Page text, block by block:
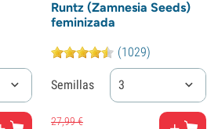
Runtz (Zamnesia Seeds)
feminizada
(1029)
Semillas 3
27,99€